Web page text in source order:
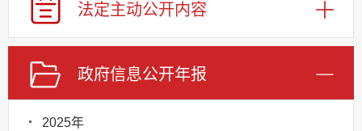
法定主动公开内容
政府信息公开年报
2025年